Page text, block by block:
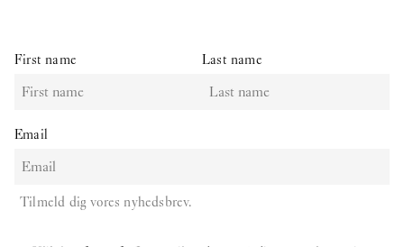
First name Last name
Email
Tilmeld dig vores nyhedsbrev.